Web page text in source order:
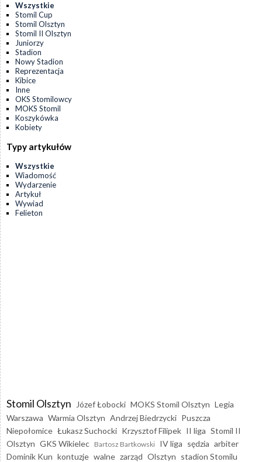
Wszystkie
Stomil Cup
Stomil Olsztyn
Stomil II Olsztyn
Juniorzy
Stadion
Nowy Stadion
Reprezentacja
Kibice
Inne
OKS Stomilowcy
MOKS Stomil
Koszykówka
Kobiety
Typy artykułów
Wszystkie
Wiadomość
Wydarzenie
Artykuł
Wywiad
Felieton
Stomil Olsztyn Józef Łobocki MOKS Stomil Olsztyn Legia
Warszawa Warmia Olsztyn Andrzej Biedrzycki Puszcza
Niepołomice Łukasz Suchocki Krzysztof Filipek II liga Stomil II
Olsztyn GKS Wikielec Bartosz Bartkowski IV liga sędzia arbiter
Dominik Kun kontuzje walne zarząd Olsztyn stadion Stomilu